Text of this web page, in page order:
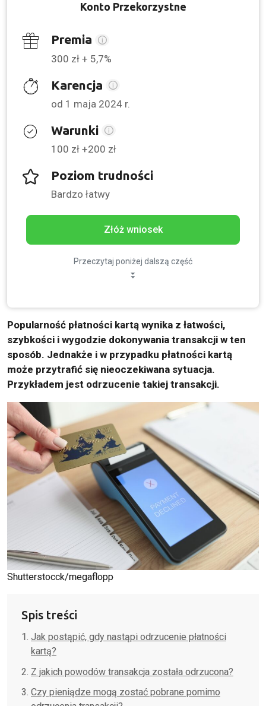
Konto Przekorzystne
Premia
300 zł + 5,7%
Karencja
od 1 maja 2024 r.
Warunki
100 zł +200 zł
Poziom trudności
Bardzo łatwy
Złóż wniosek
Przeczytaj poniżej dalszą część
Popularność płatności kartą wynika z łatwości,
szybkości i wygodzie dokonywania transakcji w ten
sposób. Jednakże i w przypadku płatności kartą
może przytrafić się nieoczekiwana sytuacja.
Przykładem jest odrzucenie takiej transakcji.
Shutterstocck/megaflopp
Spis treści
Jak postąpić, gdy nastąpi odrzucenie płatności
kartą?
Z jakich powodów transakcja została odrzucona?
Czy pieniądze mogą zostać pobrane pomimo